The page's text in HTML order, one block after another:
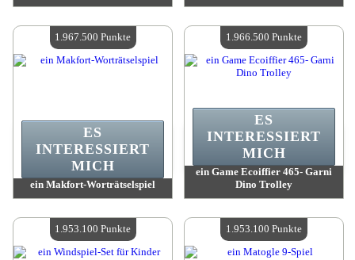
Verfügbare Menge:4
Verfügbare Menge:4
ein Makfort-Worträtselspiel
Verfügbare Menge:4
ES
INTERESSIERT
MICH
1.967.500 Punkte
ein Game Ecoiffier 465- Garni
Dino Trolley
Verfügbare Menge:4
ES
INTERESSIERT
MICH
1.966.500 Punkte
1.953.100 Punkte 1.953.100 Punkte